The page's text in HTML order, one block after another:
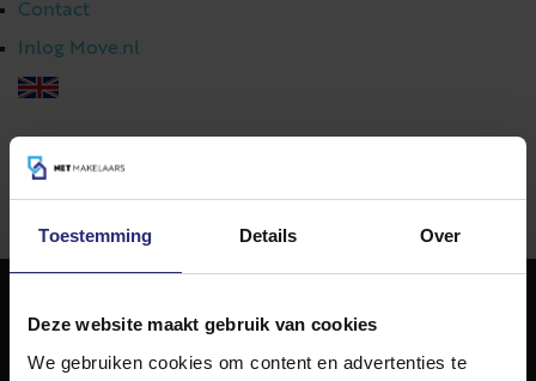
Toestemming Details Over
Deze website maakt gebruik van cookies
We gebruiken cookies om content en advertenties te
Contact
Inlog Move.nl
023 303 54 44
NET Makelaars
NET Makelaars is een modern makelaarskantoor met